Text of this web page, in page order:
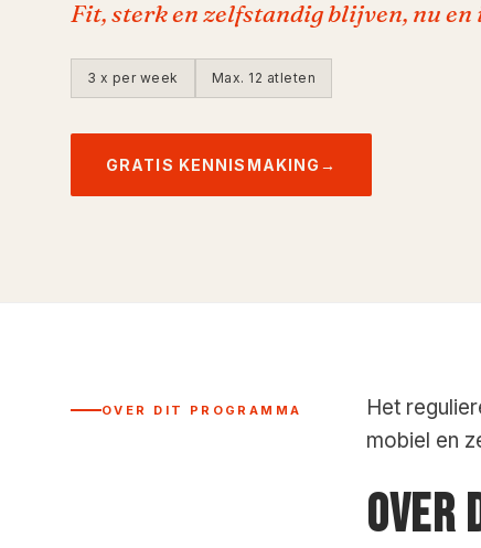
Fit, sterk en zelfstandig blijven, nu en
3 x per week Max. 12 atleten
GRATIS KENNISMAKING →
OVER DIT PROGRAMMA
Het
mobiel en
OVER